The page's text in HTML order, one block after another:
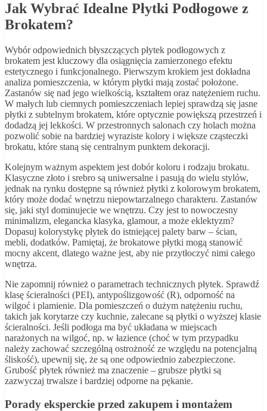
Jak Wybrać Idealne Płytki Podłogowe z
Brokatem?
Wybór odpowiednich błyszczących płytek podłogowych z
brokatem jest kluczowy dla osiągnięcia zamierzonego efektu
estetycznego i funkcjonalnego. Pierwszym krokiem jest dokładna
analiza pomieszczenia, w którym płytki mają zostać położone.
Zastanów się nad jego wielkością, kształtem oraz natężeniem ruchu.
W małych lub ciemnych pomieszczeniach lepiej sprawdzą się jasne
płytki z subtelnym brokatem, które optycznie powiększą przestrzeń i
dodadzą jej lekkości. W przestronnych salonach czy holach można
pozwolić sobie na bardziej wyraziste kolory i większe cząsteczki
brokatu, które staną się centralnym punktem dekoracji.
Kolejnym ważnym aspektem jest dobór koloru i rodzaju brokatu.
Klasyczne złoto i srebro są uniwersalne i pasują do wielu stylów,
jednak na rynku dostępne są również płytki z kolorowym brokatem,
który może dodać wnętrzu niepowtarzalnego charakteru. Zastanów
się, jaki styl dominujecie we wnętrzu. Czy jest to nowoczesny
minimalizm, elegancka klasyka, glamour, a może eklektyzm?
Dopasuj kolorystykę płytek do istniejącej palety barw – ścian,
mebli, dodatków. Pamiętaj, że brokatowe płytki mogą stanowić
mocny akcent, dlatego ważne jest, aby nie przytłoczyć nimi całego
wnętrza.
Nie zapomnij również o parametrach technicznych płytek. Sprawdź
klasę ścieralności (PEI), antypoślizgowość (R), odporność na
wilgoć i plamienie. Dla pomieszczeń o dużym natężeniu ruchu,
takich jak korytarze czy kuchnie, zalecane są płytki o wyższej klasie
ścieralności. Jeśli podłoga ma być układana w miejscach
narażonych na wilgoć, np. w łazience (choć w tym przypadku
należy zachować szczególną ostrożność ze względu na potencjalną
śliskość), upewnij się, że są one odpowiednio zabezpieczone.
Grubość płytek również ma znaczenie – grubsze płytki są
zazwyczaj trwalsze i bardziej odporne na pękanie.
Porady eksperckie przed zakupem i montażem